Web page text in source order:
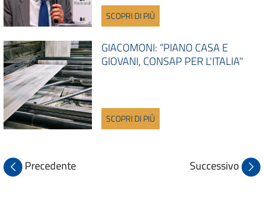
SCOPRI DI PIÙ
GIACOMONI: “PIANO CASA E
GIOVANI, CONSAP PER L'ITALIA"
SCOPRI DI PIÙ
Precedente Successivo